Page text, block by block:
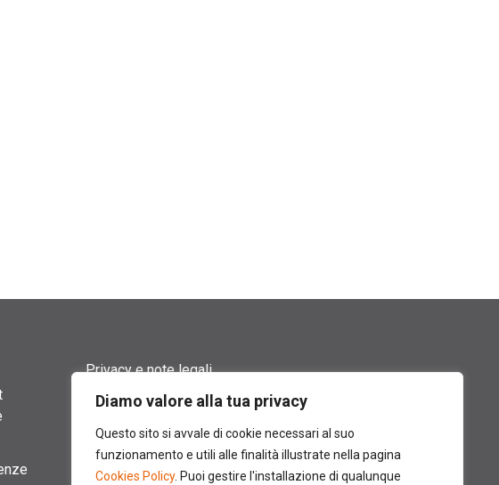
Diamo valore alla tua privacy
Questo sito si avvale di cookie necessari al suo
funzionamento e utili alle finalità illustrate nella pagina
Cookies Policy. Puoi gestire l'installazione di qualunque
Privacy e note legali
Termini di utilizzo
Cookie policy
Contatti